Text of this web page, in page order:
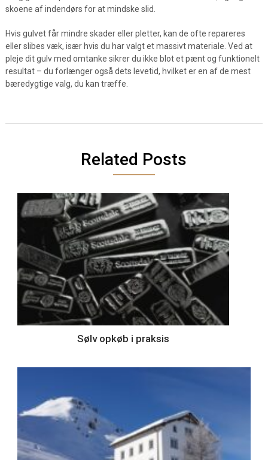
skoene af indendørs for at mindske slid.
Hvis gulvet får mindre skader eller pletter, kan de ofte repareres
eller slibes væk, især hvis du har valgt et massivt materiale. Ved at
pleje dit gulv med omtanke sikrer du ikke blot et pænt og funktionelt
resultat – du forlænger også dets levetid, hvilket er en af de mest
bæredygtige valg, du kan træffe.
Related Posts
Sølv opkøb i praksis